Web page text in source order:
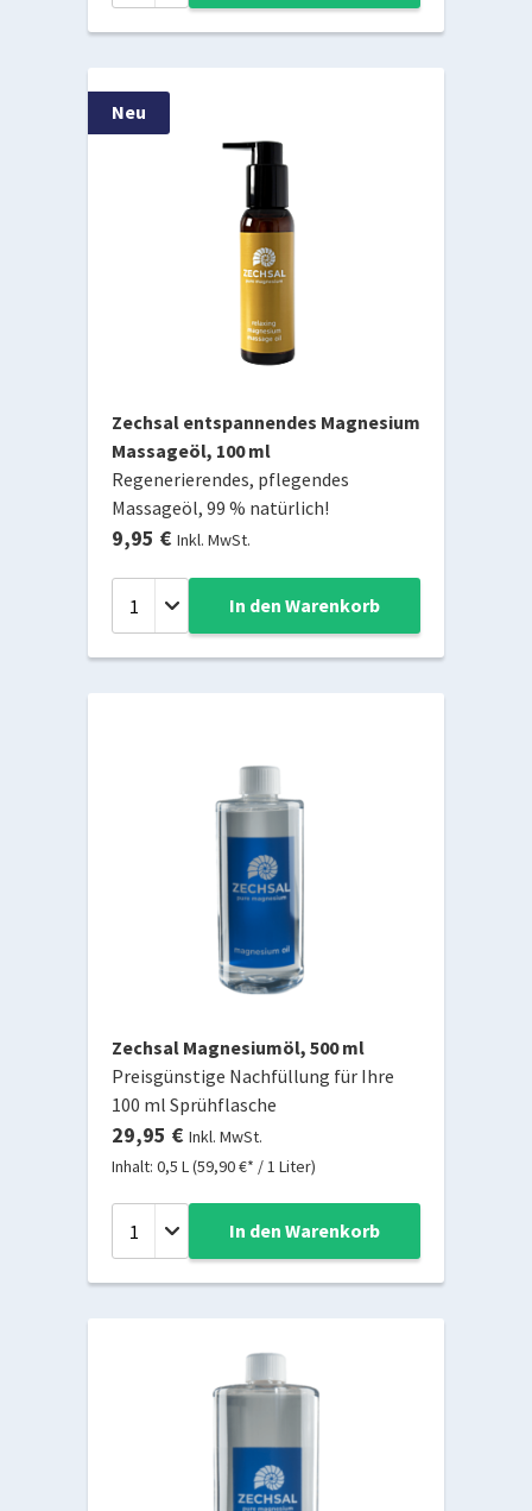
Neu
Zechsal entspannendes Magnesium
Massageöl, 100 ml
Regenerierendes, pflegendes
Massageöl, 99 % natürlich!
9,95 € Inkl. MwSt.
In den Warenkorb
Zechsal Magnesiumöl, 500 ml
Preisgünstige Nachfüllung für Ihre
100 ml Sprühflasche
29,95 € Inkl. MwSt.
Inhalt: 0,5 L (59,90 €* / 1 Liter)
In den Warenkorb